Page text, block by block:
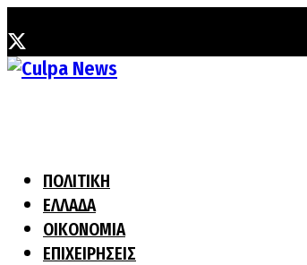
ΠΟΛΙΤΙΚΗ
ΕΛΛΑΔΑ
ΟΙΚΟΝΟΜΙΑ
ΕΠΙΧΕΙΡΗΣΕΙΣ